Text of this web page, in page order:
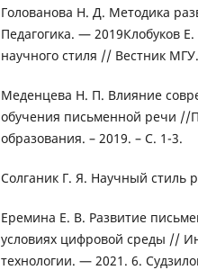
Голованова Н. Д. Методика
Педагогика. — 2019Клобуков
научного стиля // Вестник
Меденцева Н. П. Влияние
обучения письменной речи //
образования. – 2019. – С. 1-3.
Солганик Г. Я. Научный стиль
Еремина Е. В. Развитие
условиях цифровой среды //
технологии. — 2021. 6.